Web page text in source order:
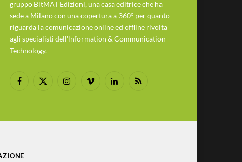
gruppo BitMAT Edizioni, una casa editrice che ha
sede a Milano con una copertura a 360° per quanto
riguarda la comunicazione online ed offline rivolta
agli specialisti dell'lnformation & Communication
Technology.
Facebook
X
InstagramVimeo LinkedInRSS